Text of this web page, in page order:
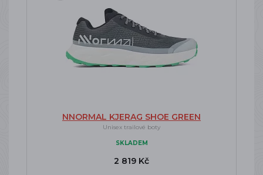
NNORMAL KJERAG SHOE GREEN
Unisex trailové boty
SKLADEM
2 819 Kč